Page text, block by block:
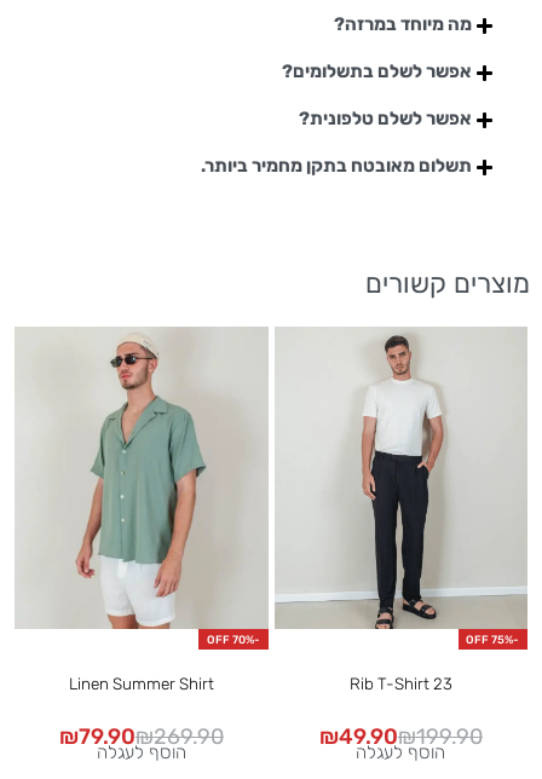
מה מיוחד במרזה?
אפשר לשלם בתשלומים?
אפשר לשלם טלפונית?
תשלום מאובטח בתקן מחמיר ביותר.
מוצרים קשורים
-75% OFF
Rib T-Shirt 23
₪199.90
₪49.90
הוסף לעגלה
-70% OFF
Linen Summer Shirt
₪269.90
₪79.90
הוסף לעגלה